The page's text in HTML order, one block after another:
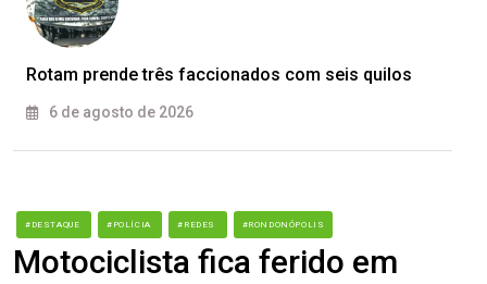
Rotam prende três faccionados com seis quilos
6 de agosto de 2026
#DESTAQUE #POLÍCIA #REDES #RONDONÓPOLIS
Motociclista fica ferido em